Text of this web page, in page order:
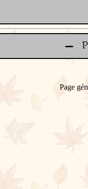
Page